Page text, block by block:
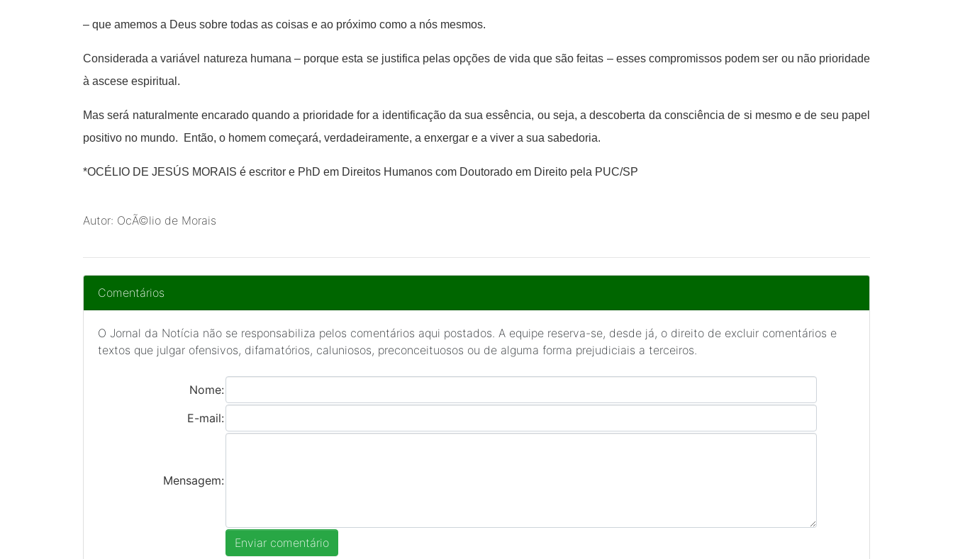
– que amemos a Deus sobre todas as coisas e ao próximo como a nós mesmos.
Considerada a variável natureza humana – porque esta se justifica pelas opções de vida que são feitas – esses compromissos podem ser ou não prioridade
à ascese espiritual.
Mas será naturalmente encarado quando a prioridade for a identificação da sua essência, ou seja, a descoberta da consciência de si mesmo e de seu papel
positivo no mundo. Então, o homem começará, verdadeiramente, a enxergar e a viver a sua sabedoria.
*OCÉLIO DE JESÚS MORAIS é escritor e PhD em Direitos Humanos com Doutorado em Direito pela PUC/SP
Autor: OcÃ©lio de Morais
Comentários
O Jornal da Notícia não se responsabiliza pelos comentários aqui postados. A equipe reserva-se, desde já, o direito de excluir comentários e
textos que julgar ofensivos, difamatórios, caluniosos, preconceituosos ou de alguma forma prejudiciais a terceiros.
Nome:
E-mail:
Mensagem: